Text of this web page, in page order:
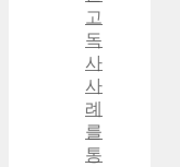
고
독
사
사
례
를
통